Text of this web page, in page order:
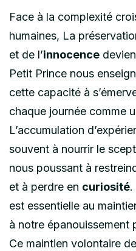
Face à la complexité
humaines, La
et de l’innocence
Petit Prince nous
cette capacité à
chaque journée comme
L’accumulation
souvent à nourrir le
nous poussant à
et à perdre en curiosité.
est essentielle au
à notre épanouissement
Ce maintien volontaire